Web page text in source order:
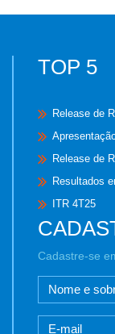
TOP 5
Release de
Release de
Resultados
ITR 4T25
Cadastre-se